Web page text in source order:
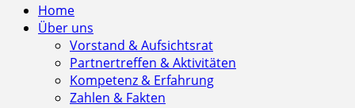
Home
Über uns
Vorstand & Aufsichtsrat
Partnertreffen & Aktivitäten
Kompetenz & Erfahrung
Zahlen & Fakten